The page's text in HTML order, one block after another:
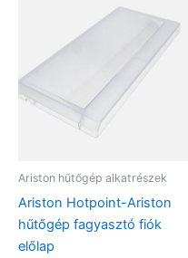
Ariston hűtőgép alkatrészek
Ariston Hotpoint-Ariston
hűtőgép fagyasztó fiók
előlap